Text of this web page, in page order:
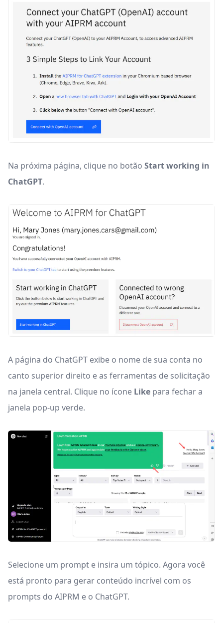
Na próxima página, clique no botão Start working in
ChatGPT.
A página do ChatGPT exibe o nome de sua conta no
canto superior direito e as ferramentas de solicitação
na janela central. Clique no ícone Like para fechar a
janela pop-up verde.
Selecione um prompt e insira um tópico. Agora você
está pronto para gerar conteúdo incrível com os
prompts do AIPRM e o ChatGPT.